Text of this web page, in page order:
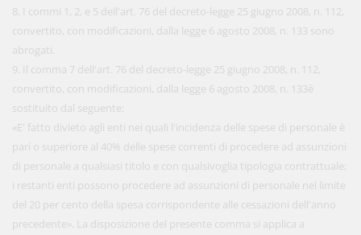
8. I commi 1, 2, e 5 dell'art. 76 del decreto-legge 25 giugno 2008, n. 112,
convertito, con modificazioni, dalla legge 6 agosto 2008, n. 133 sono
abrogati.
9. Il comma 7 dell'art. 76 del decreto-legge 25 giugno 2008, n. 112,
convertito, con modificazioni, dalla legge 6 agosto 2008, n. 133è
sostituito dal seguente:
«E' fatto divieto agli enti nei quali l'incidenza delle spese di personale è
pari o superiore al 40% delle spese correnti di procedere ad assunzioni
di personale a qualsiasi titolo e con qualsivoglia tipologia contrattuale;
i restanti enti possono procedere ad assunzioni di personale nel limite
del 20 per cento della spesa corrispondente alle cessazioni dell'anno
precedente». La disposizione del presente comma si applica a